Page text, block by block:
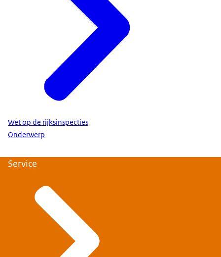
Wet op de rijksinspecties
Onderwerp
Service